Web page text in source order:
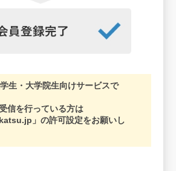
生・大学院生向けサービスで
信を行っている方は
」の許可設定をお願いし